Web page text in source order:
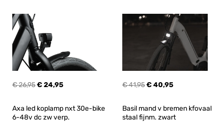
€ 26,95€ 24,95 € 41,95€ 40,95
Axa led koplamp nxt 30e-bike
6-48v dc zw verp.
Basil mand v bremen kfovaal
staal fijnm. zwart